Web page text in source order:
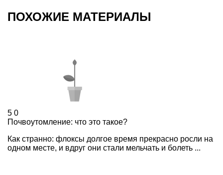
ПОХОЖИЕ МАТЕРИАЛЫ
5 0
Почвоутомление: что это такое?
Как странно: флоксы долгое время прекрасно росли на
одном месте, и вдруг они стали мельчать и болеть ...